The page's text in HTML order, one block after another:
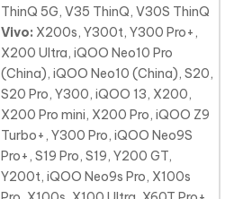
ThinQ 5G, V35 ThinQ, V30S ThinQ
Vivo: X200s, Y300t, Y300 Pro+,
X200 Ultra, iQOO Neo10 Pro
(China), iQOO Neo10 (China), S20,
S20 Pro, Y300, iQOO 13, X200,
X200 Pro mini, X200 Pro, iQOO Z9
Turbo+, Y300 Pro, iQOO Neo9S
Pro+, S19 Pro, S19, Y200 GT,
Y200t, iQOO Neo9s Pro, X100s